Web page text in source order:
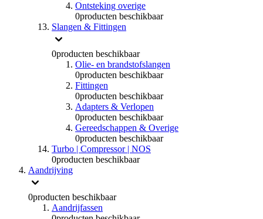
Ontsteking overige
0producten beschikbaar
Slangen & Fittingen
0producten beschikbaar
Olie- en brandstofslangen
0producten beschikbaar
Fittingen
0producten beschikbaar
Adapters & Verlopen
0producten beschikbaar
Gereedschappen & Overige
0producten beschikbaar
Turbo | Compressor | NOS
0producten beschikbaar
Aandrijving
0producten beschikbaar
Aandrijfassen